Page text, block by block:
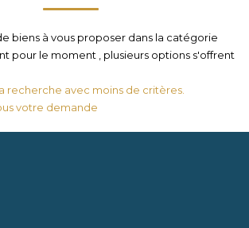
LOUER
GERER
Plus de critères
biens à vous proposer dans la catégorie
pour le moment , plusieurs options s'offrent
recherche avec moins de critères.
votre demande